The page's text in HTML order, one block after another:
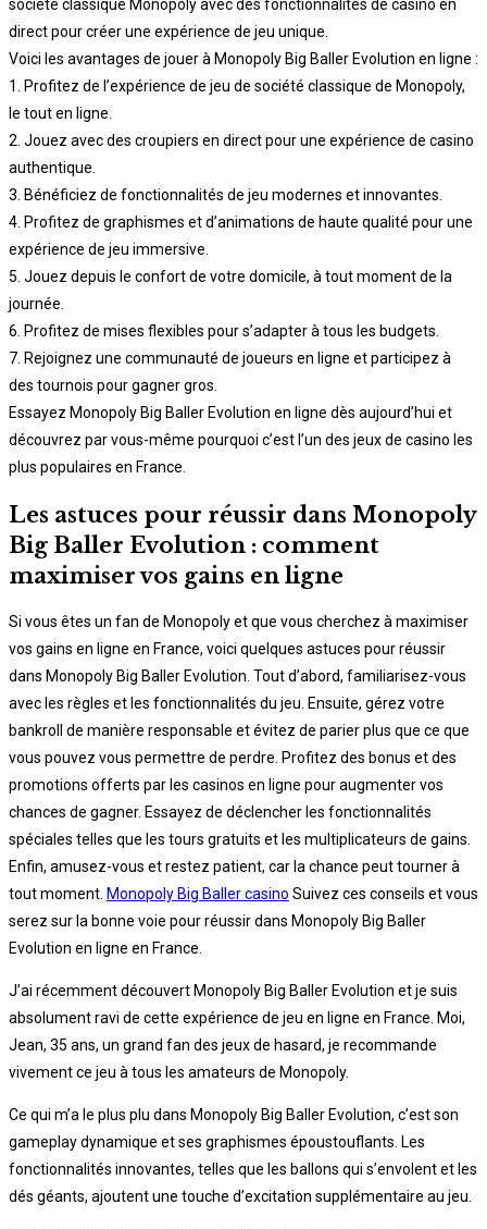
société classique Monopoly avec des fonctionnalités de casino en
direct pour créer une expérience de jeu unique.
Voici les avantages de jouer à Monopoly Big Baller Evolution en ligne :
1. Profitez de l’expérience de jeu de société classique de Monopoly,
le tout en ligne.
2. Jouez avec des croupiers en direct pour une expérience de casino
authentique.
3. Bénéficiez de fonctionnalités de jeu modernes et innovantes.
4. Profitez de graphismes et d’animations de haute qualité pour une
expérience de jeu immersive.
5. Jouez depuis le confort de votre domicile, à tout moment de la
journée.
6. Profitez de mises flexibles pour s’adapter à tous les budgets.
7. Rejoignez une communauté de joueurs en ligne et participez à
des tournois pour gagner gros.
Essayez Monopoly Big Baller Evolution en ligne dès aujourd’hui et
découvrez par vous-même pourquoi c’est l’un des jeux de casino les
plus populaires en France.
Les astuces pour réussir dans Monopoly
Big Baller Evolution : comment
maximiser vos gains en ligne
Si vous êtes un fan de Monopoly et que vous cherchez à maximiser
vos gains en ligne en France, voici quelques astuces pour réussir
dans Monopoly Big Baller Evolution. Tout d’abord, familiarisez-vous
avec les règles et les fonctionnalités du jeu. Ensuite, gérez votre
bankroll de manière responsable et évitez de parier plus que ce que
vous pouvez vous permettre de perdre. Profitez des bonus et des
promotions offerts par les casinos en ligne pour augmenter vos
chances de gagner. Essayez de déclencher les fonctionnalités
spéciales telles que les tours gratuits et les multiplicateurs de gains.
Enfin, amusez-vous et restez patient, car la chance peut tourner à
tout moment. Monopoly Big Baller casino Suivez ces conseils et vous
serez sur la bonne voie pour réussir dans Monopoly Big Baller
Evolution en ligne en France.
J’ai récemment découvert Monopoly Big Baller Evolution et je suis
absolument ravi de cette expérience de jeu en ligne en France. Moi,
Jean, 35 ans, un grand fan des jeux de hasard, je recommande
vivement ce jeu à tous les amateurs de Monopoly.
Ce qui m’a le plus plu dans Monopoly Big Baller Evolution, c’est son
gameplay dynamique et ses graphismes époustouflants. Les
fonctionnalités innovantes, telles que les ballons qui s’envolent et les
dés géants, ajoutent une touche d’excitation supplémentaire au jeu.